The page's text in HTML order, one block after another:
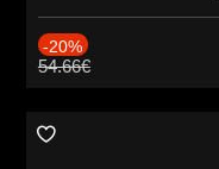
-20%
54.66€